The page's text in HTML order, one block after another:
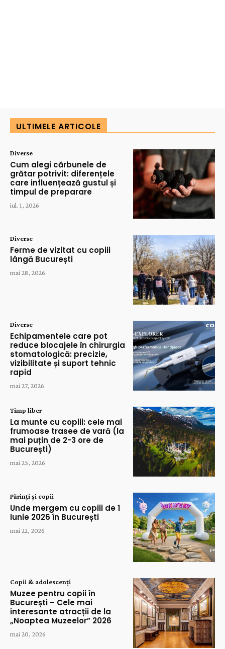
ULTIMELE ARTICOLE
Diverse
Cum alegi cărbunele de
grătar potrivit: diferențele
care influențează gustul și
timpul de preparare
iul. 1, 2026
Diverse
Ferme de vizitat cu copiii
lângă București
mai 28, 2026
Diverse
Echipamentele care pot
reduce blocajele în chirurgia
stomatologică: precizie,
vizibilitate și suport tehnic
rapid
mai 27, 2026
Timp liber
La munte cu copiii: cele mai
frumoase trasee de vară (la
mai puțin de 2-3 ore de
București)
mai 25, 2026
Părinți și copii
Unde mergem cu copiii de 1
Iunie 2026 în București
mai 22, 2026
Copii & adolescenți
Muzee pentru copii în
București – Cele mai
interesante atracții de la
„Noaptea Muzeelor” 2026
mai 20, 2026